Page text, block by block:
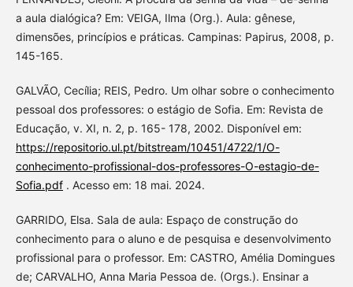
a aula dialógica? Em: VEIGA, Ilma (Org.). Aula: gênese,
dimensões, princípios e práticas. Campinas: Papirus, 2008, p.
145-165.
GALVÃO, Cecília; REIS, Pedro. Um olhar sobre o conhecimento
pessoal dos professores: o estágio de Sofia. Em: Revista de
Educação, v. XI, n. 2, p. 165- 178, 2002. Disponível em:
https://repositorio.ul.pt/bitstream/10451/4722/1/O-
conhecimento-profissional-dos-professores-O-estagio-de-
Sofia.pdf. Acesso em: 18 mai. 2024.
GARRIDO, Elsa. Sala de aula: Espaço de construção do
conhecimento para o aluno e de pesquisa e desenvolvimento
profissional para o professor. Em: CASTRO, Amélia Domingues
de; CARVALHO, Anna Maria Pessoa de. (Orgs.). Ensinar a